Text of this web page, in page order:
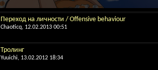
Переход на личности / Offensive behaviour
Chaoticq, 12.02.2013 00:51
Тролинг
Yuuichi, 13.02.2012 18:34